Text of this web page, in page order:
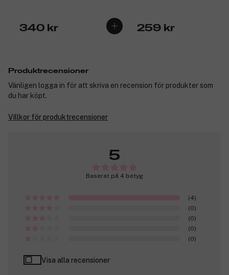
340 kr 259 kr
Produktrecensioner
Vänligen logga in för att skriva en recension för produkter som
du har köpt.
Villkor för produktrecensioner
5
Baserat på 4 betyg
(4)
(0)
(0)
(0)
(0)
Visa alla recensioner